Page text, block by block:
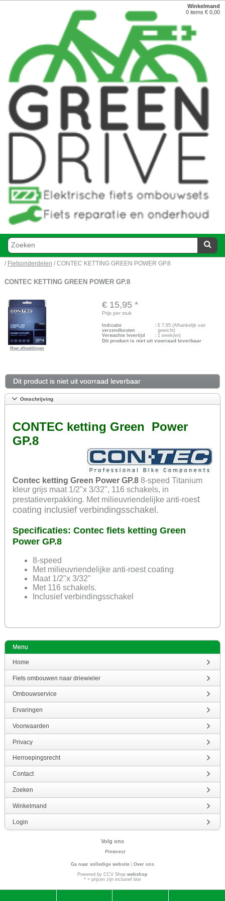
Winkelmand
0 items € 0,00
/ Fietsonderdelen / CONTEC KETTING GREEN POWER GP.8
CONTEC KETTING GREEN POWER GP.8
Meer afbeeldingen
€ 15,95 *
Prijs per stuk
Indicatie
verzendkosten
: € 7,65(Afhankelijk van
gewicht)
Verwachte levertijd
: 1 week(en)
Dit product is niet uit voorraad leverbaar
Dit product is niet uit voorraad leverbaar
Omschrijving
CONTEC ketting Green Power
GP.8
Contec ketting Green Power GP.8 8-speed Titanium
kleur grijs maat 1/2"x 3/32", 116 schakels, in
prestatieverpakking. Met milieuvriendelijke anti-roest
coating inclusief verbindingsschakel.
Specificaties: Contec fiets ketting Green
Power GP.8
8-speed
Met milieuvriendelijke anti-roest coating
Maat 1/2"x 3/32"
Met 116 schakels.
Inclusief verbindingsschakel
Menu
Home
Fiets ombouwen naar driewieler
Ombouwservice
Ervaringen
Voorwaarden
Privacy
Herroepingsrecht
Contact
Zoeken
Winkelmand
Login
Volg ons
Pinterest
Ga naar volledige website
Over ons
Powered by CCV Shop webshop
* = prijzen zijn inclusief btw